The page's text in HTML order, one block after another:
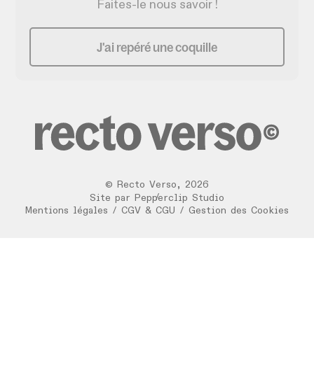
Faites-le nous savoir !
J'ai repéré une coquille
© Recto Verso , 2026
/
Site par
Pepperclip Studio
Mentions légales / CGV & CGU / Gestion des Cookies